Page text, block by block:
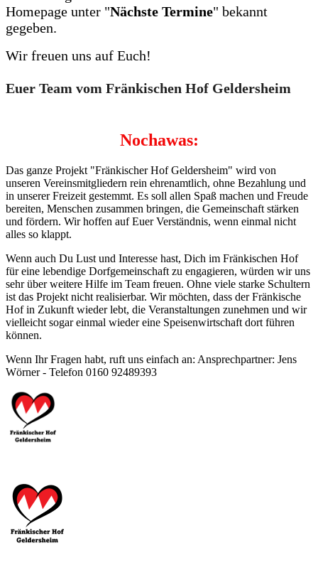
Homepage unter "Nächste Termine" bekannt
gegeben.
Wir freuen uns auf Euch!
Euer Team vom Fränkischen Hof Geldersheim
Nochawas:
Das ganze Projekt "Fränkischer Hof Geldersheim" wird von
unseren Vereinsmitgliedern rein ehrenamtlich, ohne Bezahlung und
in unserer Freizeit gestemmt. Es soll allen Spaß machen und Freude
bereiten, Menschen zusammen bringen, die Gemeinschaft stärken
und fördern. Wir hoffen auf Euer Verständnis, wenn einmal nicht
alles so klappt.
Wenn auch Du Lust und Interesse hast, Dich im Fränkischen Hof
für eine lebendige Dorfgemeinschaft zu engagieren, würden wir uns
sehr über weitere Hilfe im Team freuen. Ohne viele starke Schultern
ist das Projekt nicht realisierbar. Wir möchten, dass der Fränkische
Hof in Zukunft wieder lebt, die Veranstaltungen zunehmen und wir
vielleicht sogar einmal wieder eine Speisenwirtschaft dort führen
können.
Wenn Ihr Fragen habt, ruft uns einfach an: Ansprechpartner: Jens
Wörner - Telefon 0160 92489393